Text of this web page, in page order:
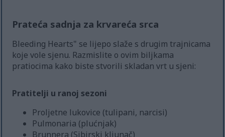
Prateća sadnja za krvareća srca
Bleeding Hearts" se lijepo slaže s drugim trajnicama
koje vole sjenu. Razmislite o ovim biljkama
pratiocima kako biste stvorili skladan vrt u sjeni:
Pratitelji u ranoj sezoni
Proljetne lukovice (tulipani, narcisi)
Pulmonaria (plućnjak)
Brunnera (Sibirski kljunač)